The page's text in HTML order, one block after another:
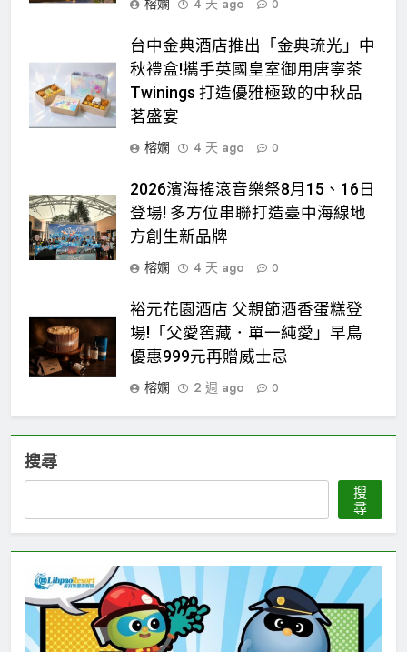
0
台中金典酒店推出「金典琉光」中
秋禮盒!攜手英國皇室御用唐寧茶
Twinings 打造優雅極致的中秋品
茗盛宴
榕嫻
4 天 ago 0
2026濱海搖滾音樂祭8月15、16日
登場! 多方位串聯打造臺中海線地
方創生新品牌
榕嫻
4 天 ago 0
裕元花園酒店 父親節酒香蛋糕登
場!「父愛窖藏．單一純愛」早鳥
優惠999元再贈威士忌
榕嫻
2 週 ago 0
搜尋
搜
尋